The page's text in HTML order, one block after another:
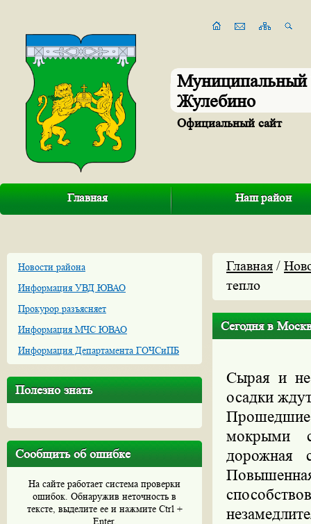
Муниципальный
Жулебино
Официальный сайт
Главная Наш район
Новости района
Информация УВД ЮВАО
Прокурор разъясняет
Информация МЧС ЮВАО
Информация Департамента ГОЧСиПБ
Полезно знать
Сообщить об ошибке
На сайте работает система проверки
ошибок. Обнаружив неточность в
тексте, выделите ее и нажмите Ctrl +
Enter.
Главная /
тепло
Сегодня в
Сырая и не
осадки
Прошедшие
мокрыми
дорожная